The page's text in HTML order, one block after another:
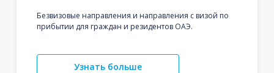
Безвизовые направления и направления с визой по
прибытии для граждан и резидентов ОАЭ.
Узнать больше